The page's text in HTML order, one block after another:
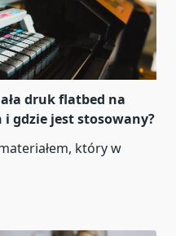
druk flatbed na
gdzie jest stosowany?
który w